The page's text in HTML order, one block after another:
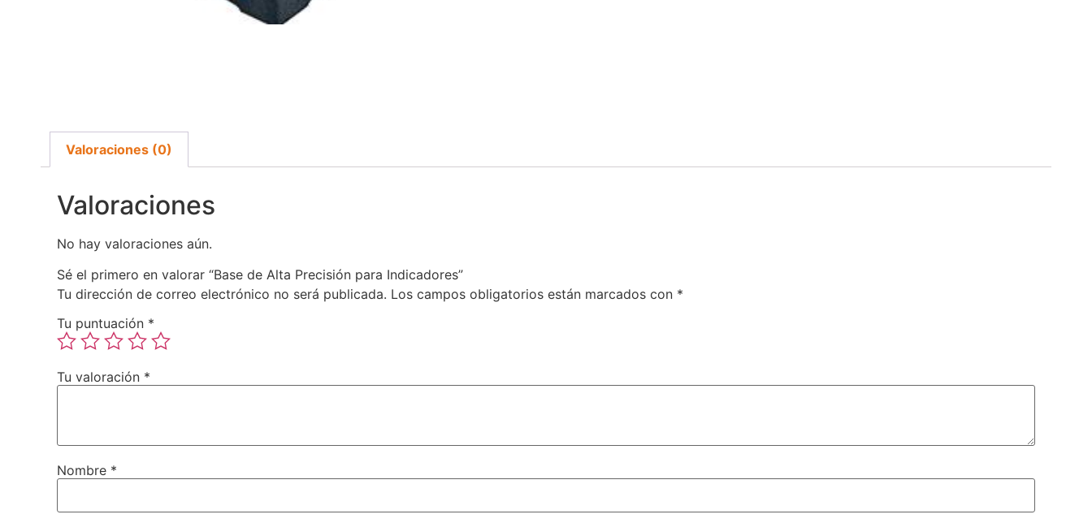
Valoraciones (0)
Valoraciones
No hay valoraciones aún.
Sé el primero en valorar “Base de Alta Precisión para Indicadores”
Tu dirección de correo electrónico no será publicada. Los campos obligatorios están marcados con *
Tu puntuación *
Tu valoración *
Nombre *